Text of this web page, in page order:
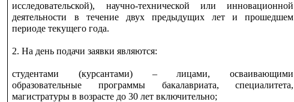
исследовательской), научно-технической или инновационной
деятельности в течение двух предыдущих лет и прошедшем
периоде текущего года.
2. На день подачи заявки являются:
студентами (курсантами) – лицами, осваивающими
образовательные программы бакалавриата, специалитета,
магистратуры в возрасте до 30 лет включительно;